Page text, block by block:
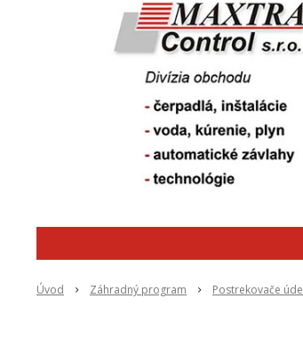
Úvod Záhradný program Postrekovače